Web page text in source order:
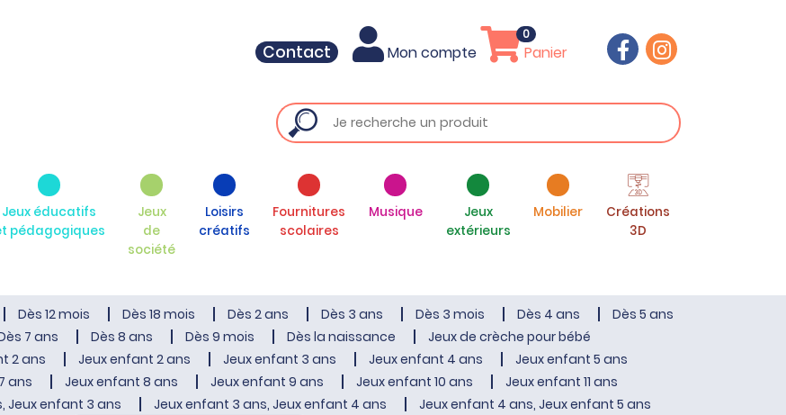
Contact Mon compte Panier
0
Jeux éducatifs
pédagogiques
Jeux
de
société
Loisirs
créatifs
Fournitures
scolaires
Musique
Jeux
extérieurs
Mobilier
Créations
3D
Dès 12 mois Dès 18 mois Dès 2 ans Dès 3 ans Dès 3 mois Dès 4 ans
Dès 5 ans
7 ans Dès 8 ans Dès 9 mois Dès la naissance
Jeux de crèche pour bébé
2 ans
Jeux enfant 2 ans Jeux enfant 3 ans Jeux enfant 4 ans
Jeux enfant 5 ans
ans Jeux enfant 8 ans Jeux enfant 9 ans Jeux enfant 10 ans
Jeux enfant 11 ans
Jeux enfant 3 ans Jeux enfant 3 ans, Jeux enfant 4 ans Jeux enfant 4 ans, Jeux enfant 5 ans